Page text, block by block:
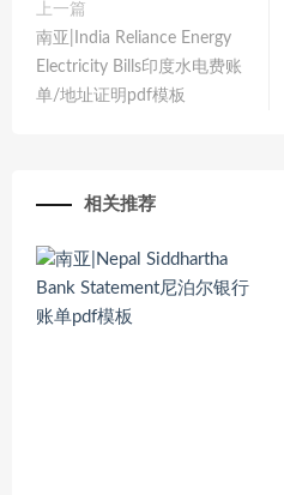
上一篇
南亚|India Reliance Energy
Electricity Bills印度水电费账
单/地址证明pdf模板
相关推荐